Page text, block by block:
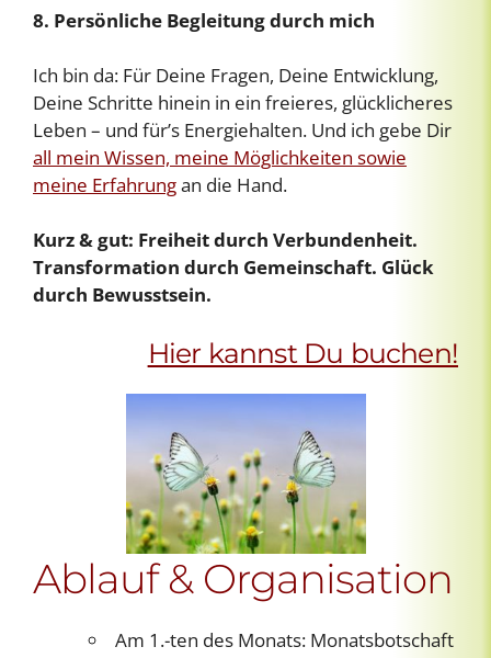
8. Persönliche Begleitung durch mich
Ich bin da: Für Deine Fragen, Deine Entwicklung,
Deine Schritte hinein in ein freieres, glücklicheres
Leben – und für’s Energiehalten. Und ich gebe Dir
all mein Wissen, meine Möglichkeiten sowie
meine Erfahrungan die Hand.
Kurz & gut: Freiheit durch Verbundenheit.
Transformation durch Gemeinschaft. Glück
durch Bewusstsein.
Hier kannst Du buchen!
Ablauf & Organisation
Am 1.-ten des Monats: Monatsbotschaft